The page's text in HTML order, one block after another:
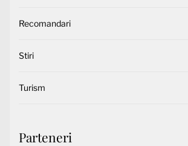
Recomandari
Stiri
Turism
Parteneri